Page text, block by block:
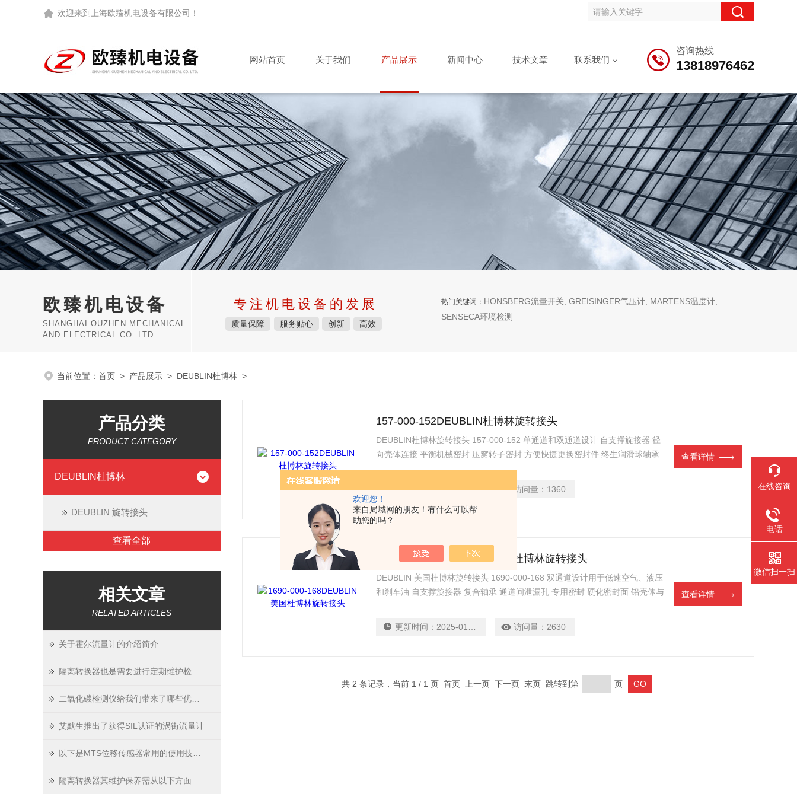
欢迎您！
来自局域网的朋友！有什么可以帮
助您的吗？
欢迎来到 上海欧臻机电设备有限公司 ！
咨询热线
13818976462
网站首页 关于我们 产品展示 新闻中心 技术文章 联系我们
欧臻机电设备
SHANGHAI OUZHEN MECHANICAL
AND ELECTRICAL CO. LTD.
专注机电设备的发展
质量保障 服务贴心 创新 高效
热门关键词： HONSBERG流量开关, GREISINGER气压计, MARTENS温度计,
SENSECA环境检测
当前位置： 首页 > 产品展示 > DEUBLIN杜博林 >
产品分类
PRODUCT CATEGORY
DEUBLIN杜博林
DEUBLIN 旋转接头
查看全部
相关文章
RELATED ARTICLES
关于霍尔流量计的介绍简介
艾默生推出了获得SIL认证的涡街流量计
157-000-152DEUBLIN杜博林旋转接头
DEUBLIN杜博林旋转接头 157-000-152 单通道和双通道设计 自支撑旋接器 径
向壳体连接 平衡机械密封 压窝转子密封 方便快捷更换密封件 终生润滑球轴承
E.L.S. (长寿命) 密封组合用于劣质水 三泄漏孔 锻造铜壳和不锈钢转子 特殊选
1/2“-14 NPT
更新时间：2025-01-14 访问量： 1360
查看详情
1690-000-168DEUBLIN 美国杜博林旋转接头
DEUBLIN 美国杜博林旋转接头 1690-000-168 双通道设计用于低速空气、液压
和刹车油 自支撑旋接器 复合轴承 通道间泄漏孔 专用密封 硬化密封面 铝壳体与
更新时间： 2025-01-14 访问量： 2630
查看详情
共 2 条记录，当前 1 / 1 页 首页 上一页 下一页 末页 跳转到第 页
在线咨询
电话
微信扫一扫